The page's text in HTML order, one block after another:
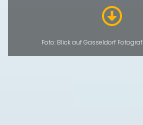
Foto: Blick auf Gasseldorf